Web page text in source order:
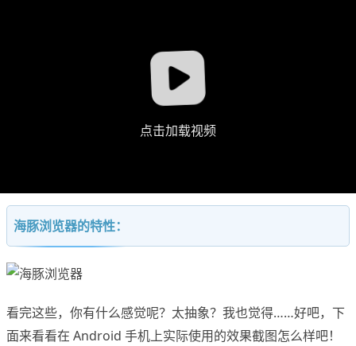
点击加载视频
海豚浏览器的特性：
看完这些，你有什么感觉呢？太抽象？我也觉得……好吧，下
面来看看在 Android 手机上实际使用的效果截图怎么样吧！